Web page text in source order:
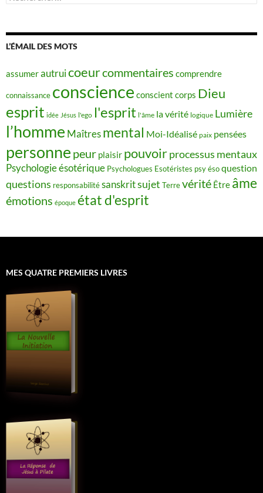
L’ÉMAIL DES MOTS
assumerautruicoeurcommentaires comprendre
connaissance conscience conscient corps Dieu
esprit idée Jésus l'ego l'esprit l'âme la vérité logique Lumière
l’homme Maîtres mental Moi-Idéalisé paix pensées
personne peur plaisir pouvoirprocessus mentaux
Psychologie ésotérique Psychologues Esotéristes psy ésoquestion
questions responsabilitésanskritsujet Terrevérité Être âme
émotions époque état d'esprit
MES QUATRE PREMIERS LIVRES